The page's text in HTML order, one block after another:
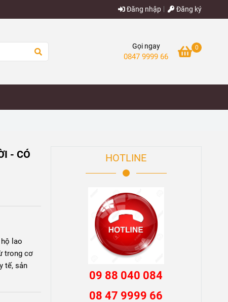
Đăng nhập Đăng ký
Gọi ngay
0847 9999 66
0
- CÓ
lao
trong cơ
tế, sản
HOTLINE
09 88 040 084
08 47 9999 66